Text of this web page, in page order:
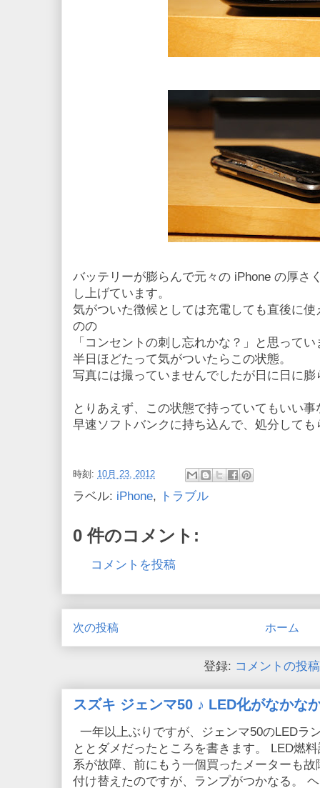
バッテリーが膨らんで元々の iPhone の厚さ
し上げています。
気がついた徴候としては充電しても直後に
のの
「コンセントの刺し忘れかな？」と思って
半日ほどたって気がついたらこの状態。
写真には撮っていませんでしたが日に日に
とりあえず、この状態で持っていてもいい事
早速ソフトバンクに持ち込んで、処分しても
時刻: 10月 23, 2012
ラベル: iPhone, トラブル
0 件のコメント:
コメントを投稿
次の投稿 ホーム
登録: コメントの投
スズキ ジェンマ50 ♪ LED化がなかな
一年以上ぶりですが、ジェンマ50のLEDラ
ととダメだったところを書きます。 LED燃
系が故障、前にもう一個買ったメーターも
付け替えたのですが、ランプがつかなる。